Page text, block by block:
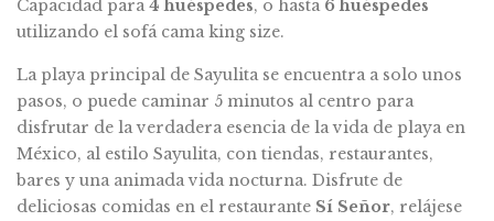
Capacidad para4 huéspedes, o hasta 6 huéspedes
utilizando el sofá cama king size.
La playa principal de Sayulita se encuentra a solo unos
pasos, o puede caminar 5 minutos al centro para
disfrutar de la verdadera esencia de la vida de playa en
México, al estilo Sayulita, con tiendas, restaurantes,
bares y una animada vida nocturna. Disfrute de
deliciosas comidas en el restaurante Sí Señor, relájese